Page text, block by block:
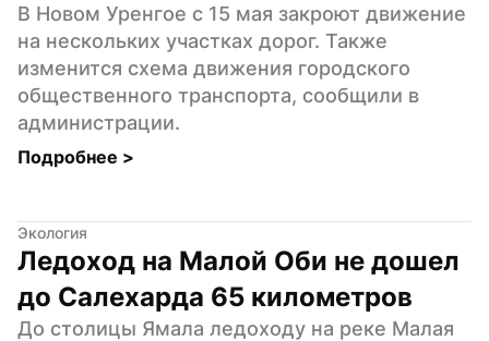
В Новом Уренгое с 15 мая закроют движение
на нескольких участках дорог. Также
изменится схема движения городского
общественного транспорта, сообщили в
администрации.
Подробнее >
Экология
Ледоход на Малой Оби не дошел
до Салехарда 65 километров
До столицы Ямала ледоходу на реке Малая